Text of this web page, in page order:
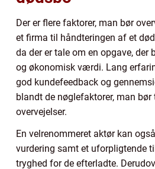
Der er flere faktorer, man bør
et firma til håndteringen af et
da der er tale om en opgave, der
og økonomisk værdi. Lang
god kundefeedback og
blandt de nøglefaktorer, man bør
overvejelser.
En velrenommeret aktør kan
vurdering samt et uforpligtende
tryghed for de efterladte.